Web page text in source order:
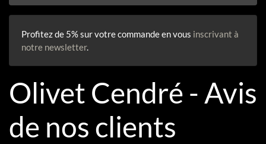
Profitez de 5% sur votre commande en vous inscrivant à
notre newsletter.
Olivet Cendré - Avis
de nos clients